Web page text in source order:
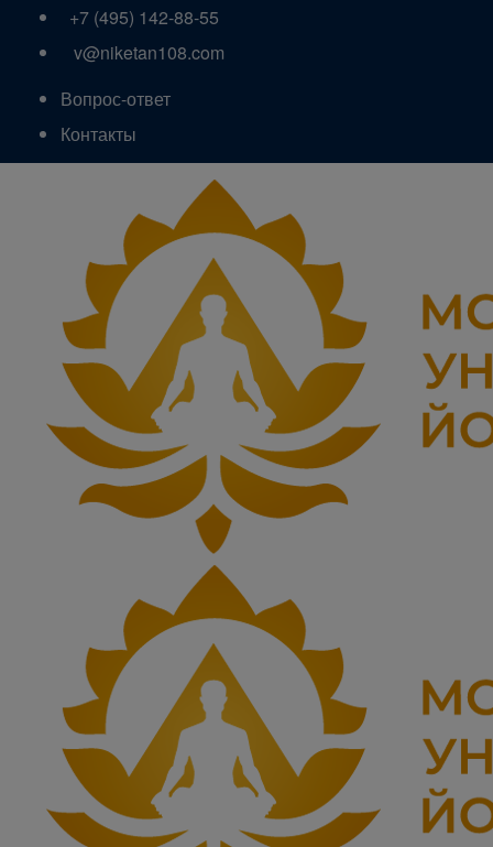
+7 (495) 142-88-55
v@niketan108.com
Вопрос-ответ
Контакты